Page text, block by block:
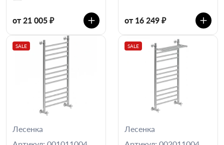
от 21 005 ₽ от 16 249 ₽
SALE
Лесенка
SALE
Лесенка